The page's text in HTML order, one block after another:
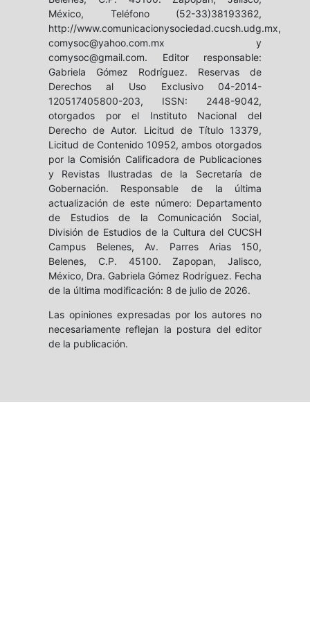
México, Teléfono (52-33)38193362,
http://www.comunicacionysociedad.cucsh.udg.mx,
comysoc@yahoo.com.mx y
comysoc@gmail.com. Editor responsable:
Gabriela Gómez Rodríguez. Reservas de
Derechos al Uso Exclusivo 04-2014-
120517405800-203, ISSN: 2448-9042,
otorgados por el Instituto Nacional del
Derecho de Autor. Licitud de Título 13379,
Licitud de Contenido 10952, ambos otorgados
por la Comisión Calificadora de Publicaciones
y Revistas Ilustradas de la Secretaría de
Gobernación. Responsable de la última
actualización de este número: Departamento
de Estudios de la Comunicación Social,
División de Estudios de la Cultura del CUCSH
Campus Belenes, Av. Parres Arias 150,
Belenes, C.P. 45100. Zapopan, Jalisco,
México, Dra. Gabriela Gómez Rodríguez. Fecha
de la última modificación: 8 de julio de 2026.
Las opiniones expresadas por los autores no
necesariamente reflejan la postura del editor
de la publicación.